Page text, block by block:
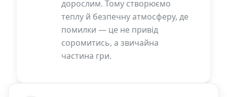
дорослим. Тому створюємо
теплу й безпечну атмосферу, де
помилки — це не привід
соромитись, а звичайна
частина гри.